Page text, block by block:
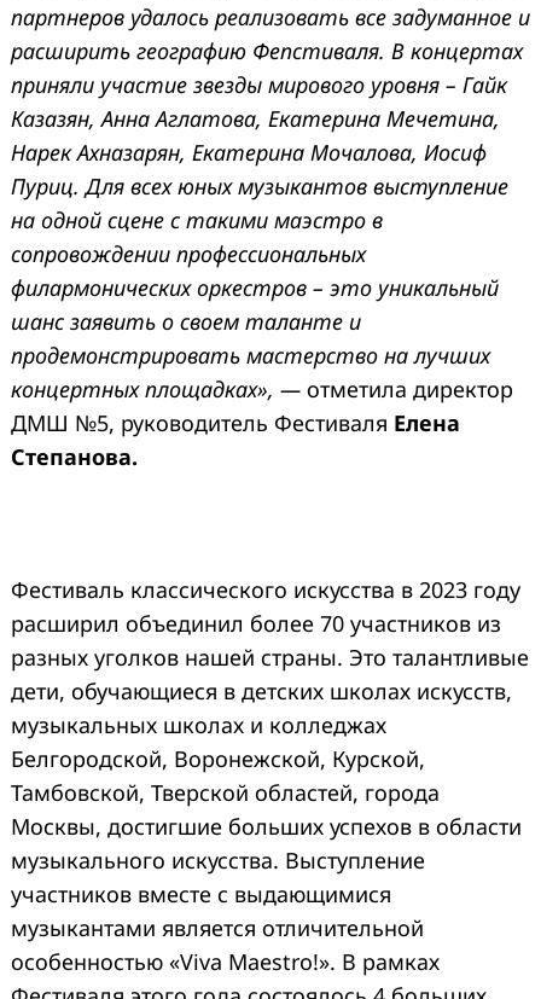
партнеров удалось реализовать все задуманное и
расширить географию Фепстиваля. В концертах
приняли участие звезды мирового уровня – Гайк
Казазян, Анна Аглатова, Екатерина Мечетина,
Нарек Ахназарян, Екатерина Мочалова, Иосиф
Пуриц. Для всех юных музыкантов выступление
на одной сцене с такими маэстро в
сопровождении профессиональных
филармонических оркестров – это уникальный
шанс заявить о своем таланте и
продемонстрировать мастерство на лучших
концертных площадках», — отметила директор
ДМШ №5, руководитель Фестиваля Елена
Степанова.
Фестиваль классического искусства в 2023 году
расширил объединил более 70 участников из
разных уголков нашей страны. Это талантливые
дети, обучающиеся в детских школах искусств,
музыкальных школах и колледжах
Белгородской, Воронежской, Курской,
Тамбовской, Тверской областей, города
Москвы, достигшие больших успехов в области
музыкального искусства. Выступление
участников вместе с выдающимися
музыкантами является отличительной
особенностью «Viva Maestro!». В рамках